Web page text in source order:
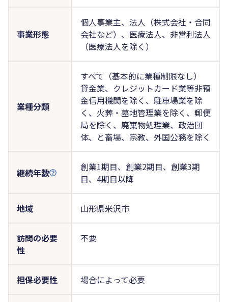
事業形態
個人事業主、法人（株式会社・合同
会社など）、医療法人、非営利法人
（医療法人を除く）
業種分類
すべて（基本的に業種制限なし）
貸金業、クレジットカード業等非預
金信用機関を除く、駐車場業を除
く、火葬・墓地管理業を除く、郵便
局を除く、廃棄物処理業、政治団
体、と畜場、宗教、外国公務を除く
継続年数
創業1期目、創業2期目、創業3期
目、4期目以降
地域 山形県米沢市
訪問の必要
性
不要
担保必要性 場合によって必要